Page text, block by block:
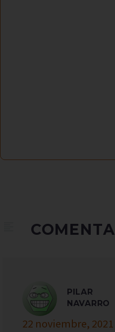
PILAR
NAVARRO
22 noviembre, 2021